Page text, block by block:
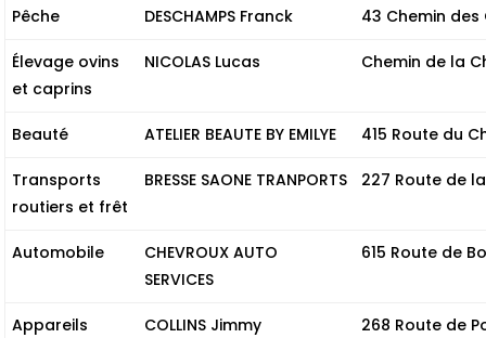
Pêche DESCHAMPS Franck 43 Chemin
Élevage ovins
et caprins
NICOLAS Lucas Chemin de la
Beauté ATELIER BEAUTE BY EMILYE 415 Route du
Transports
routiers et frêt
BRESSE SAONE TRANPORTS 227 Route de
Automobile
CHEVROUX AUTO
SERVICES
615 Route de
Appareils
COLLINS Jimmy 268 Route de